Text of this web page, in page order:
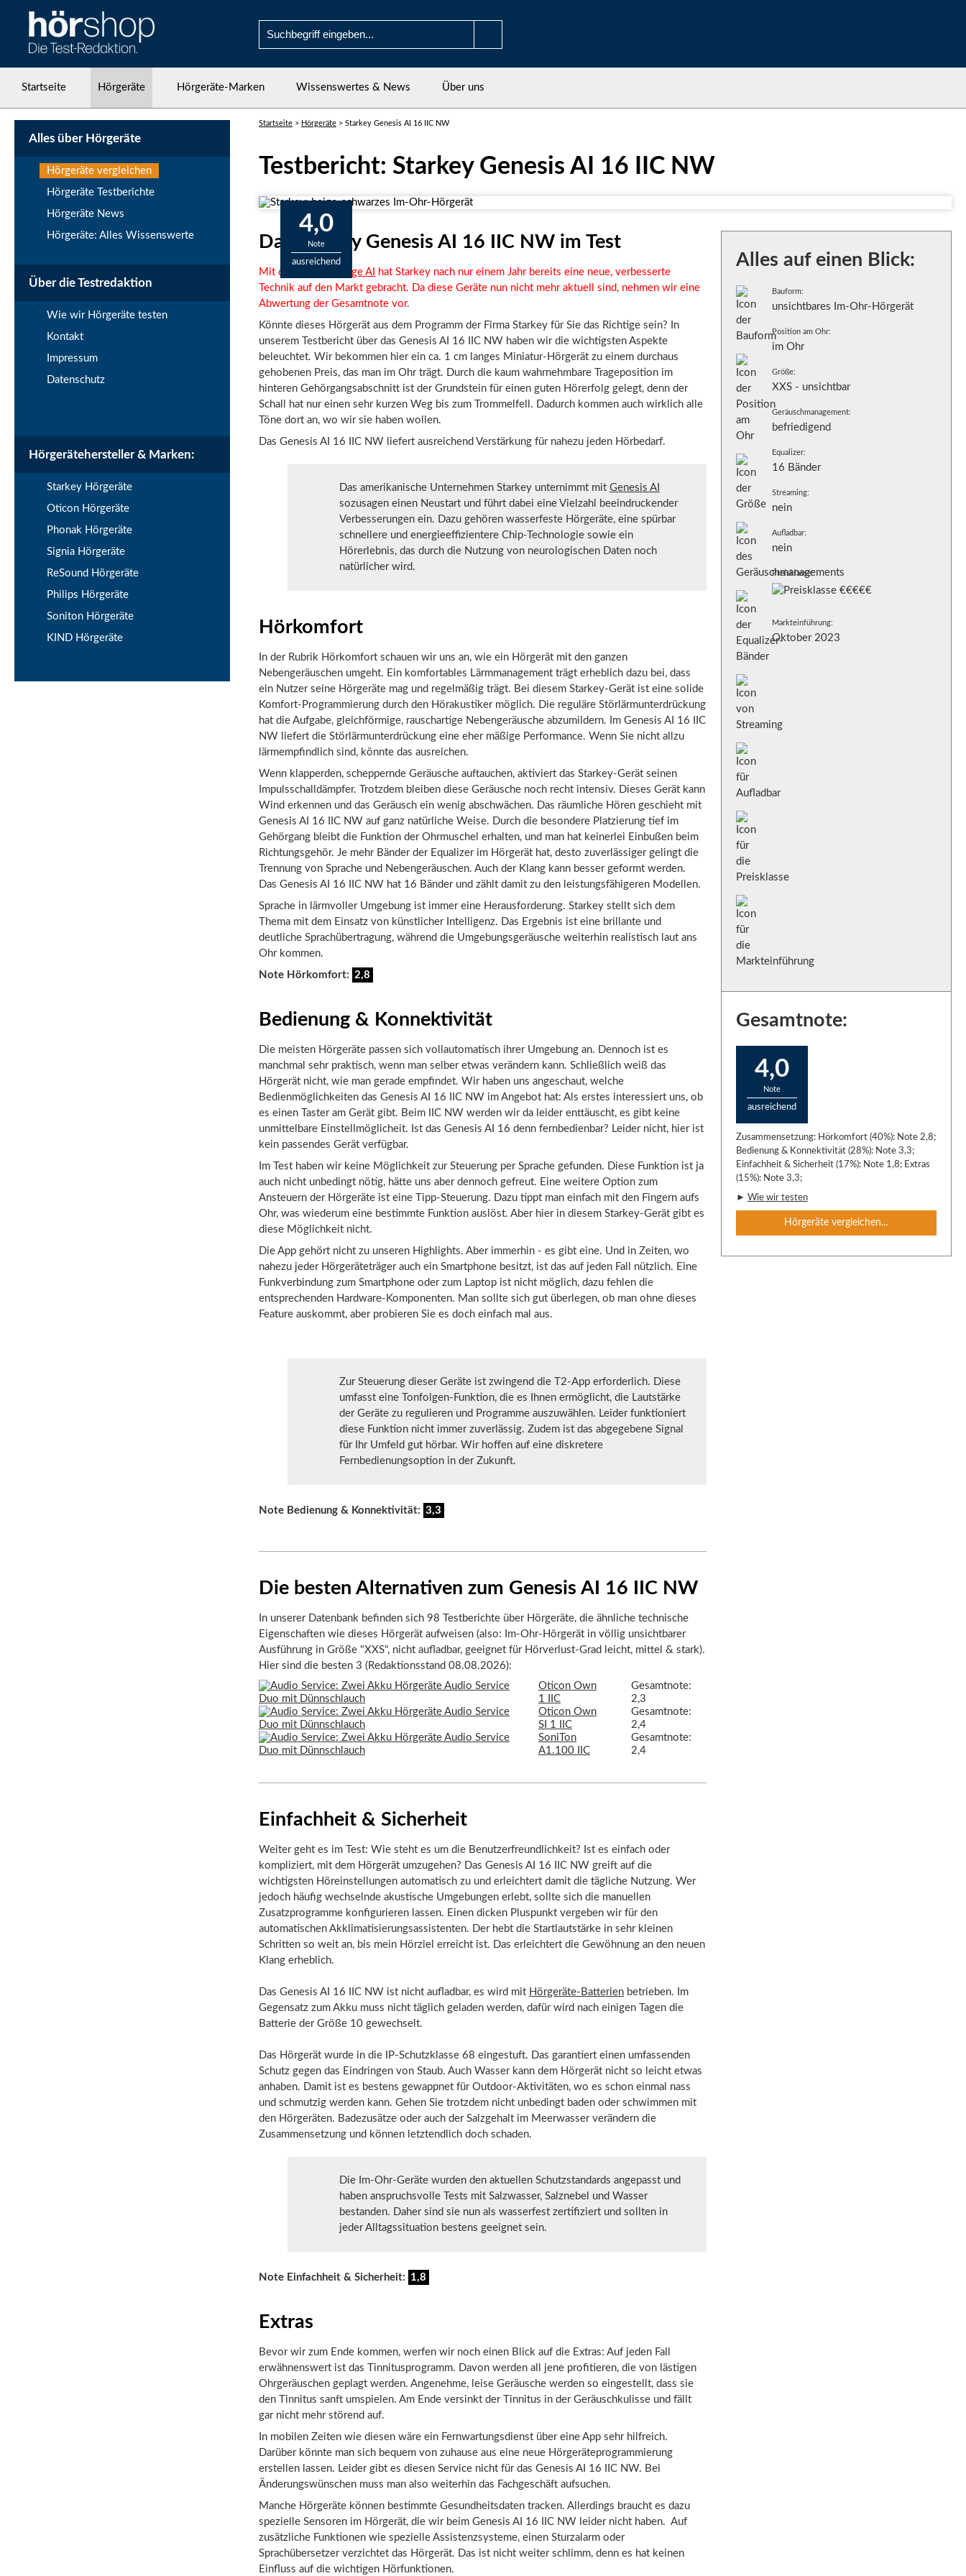
Startseite Hörgeräte Hörgeräte-Marken Wissenswertes & News Über uns
Startseite > Hörgeräte > Starkey Genesis AI 16 IIC NW
Testbericht: Starkey Genesis AI 16 IIC NW
4,0
Note
ausreichend
Das Starkey Genesis AI 16 IIC NW im Test
Mit dem Starkey Edge AI
hat Starkey nach nur einem Jahr bereits eine neue, verbesserte
Technik auf den Markt gebracht. Da diese Geräte nun nicht mehr aktuell sind, nehmen wir eine
Abwertung der Gesamtnote vor.
Könnte dieses Hörgerät aus dem Programm der Firma Starkey für Sie das Richtige sein? In
unserem Testbericht über das Genesis AI 16 IIC NW haben wir die wichtigsten Aspekte
beleuchtet. Wir bekommen hier ein ca. 1 cm langes Miniatur-Hörgerät zu einem durchaus
gehobenen Preis, das man im Ohr trägt. Durch die kaum wahrnehmbare Trageposition im
hinteren Gehörgangsabschnitt ist der Grundstein für einen guten Hörerfolg gelegt, denn der
Schall hat nur einen sehr kurzen Weg bis zum Trommelfell. Dadurch kommen auch wirklich alle
Töne dort an, wo wir sie haben wollen.
Das Genesis AI 16 IIC NW liefert ausreichend Verstärkung für nahezu jeden Hörbedarf.
Das amerikanische Unternehmen Starkey unternimmt mit Genesis AI
sozusagen einen Neustart und führt dabei eine Vielzahl beeindruckender
Verbesserungen ein. Dazu gehören wasserfeste Hörgeräte, eine spürbar
schnellere und energieeffizientere Chip-Technologie sowie ein
Hörerlebnis, das durch die Nutzung von neurologischen Daten noch
natürlicher wird.
Hörkomfort
In der Rubrik Hörkomfort schauen wir uns an, wie ein Hörgerät mit den ganzen
Nebengeräuschen umgeht. Ein komfortables Lärmmanagement trägt erheblich dazu bei, dass
ein Nutzer seine Hörgeräte mag und regelmäßig trägt. Bei diesem Starkey-Gerät ist eine solide
Komfort-Programmierung durch den Hörakustiker möglich. Die reguläre Störlärmunterdrückung
hat die Aufgabe, gleichförmige, rauschartige Nebengeräusche abzumildern. Im Genesis AI 16 IIC
NW liefert die Störlärmunterdrückung eine eher mäßige Performance. Wenn Sie nicht allzu
lärmempfindlich sind, könnte das ausreichen.
Wenn klapperden, scheppernde Geräusche auftauchen, aktiviert das Starkey-Gerät seinen
Impulsschalldämpfer. Trotzdem bleiben diese Geräusche noch recht intensiv. Dieses Gerät kann
Wind erkennen und das Geräusch ein wenig abschwächen. Das räumliche Hören geschieht mit
Genesis AI 16 IIC NW auf ganz natürliche Weise. Durch die besondere Platzierung tief im
Gehörgang bleibt die Funktion der Ohrmuschel erhalten, und man hat keinerlei Einbußen beim
Richtungsgehör. Je mehr Bänder der Equalizer im Hörgerät hat, desto zuverlässiger gelingt die
Trennung von Sprache und Nebengeräuschen. Auch der Klang kann besser geformt werden.
Das Genesis AI 16 IIC NW hat 16 Bänder und zählt damit zu den leistungsfähigeren Modellen.
Sprache in lärmvoller Umgebung ist immer eine Herausforderung. Starkey stellt sich dem
Thema mit dem Einsatz von künstlicher Intelligenz. Das Ergebnis ist eine brillante und
deutliche Sprachübertragung, während die Umgebungsgeräusche weiterhin realistisch laut ans
Ohr kommen.
Note Hörkomfort: 2,8
Bedienung & Konnektivität
Die meisten Hörgeräte passen sich vollautomatisch ihrer Umgebung an. Dennoch ist es
manchmal sehr praktisch, wenn man selber etwas verändern kann. Schließlich weiß das
Hörgerät nicht, wie man gerade empfindet. Wir haben uns angeschaut, welche
Bedienmöglichkeiten das Genesis AI 16 IIC NW im Angebot hat: Als erstes interessiert uns, ob
es einen Taster am Gerät gibt. Beim IIC NW werden wir da leider enttäuscht, es gibt keine
unmittelbare Einstellmöglicheit. Ist das Genesis AI 16 denn fernbedienbar? Leider nicht, hier ist
kein passendes Gerät verfügbar.
Im Test haben wir keine Möglichkeit zur Steuerung per Sprache gefunden. Diese Funktion ist ja
auch nicht unbedingt nötig, hätte uns aber dennoch gefreut. Eine weitere Option zum
Ansteuern der Hörgeräte ist eine Tipp-Steuerung. Dazu tippt man einfach mit den Fingern aufs
Ohr, was wiederum eine bestimmte Funktion auslöst. Aber hier in diesem Starkey-Gerät gibt es
diese Möglichkeit nicht.
Die App gehört nicht zu unseren Highlights. Aber immerhin - es gibt eine. Und in Zeiten, wo
nahezu jeder Hörgeräteträger auch ein Smartphone besitzt, ist das auf jeden Fall nützlich. Eine
Funkverbindung zum Smartphone oder zum Laptop ist nicht möglich, dazu fehlen die
entsprechenden Hardware-Komponenten. Man sollte sich gut überlegen, ob man ohne dieses
Feature auskommt, aber probieren Sie es doch einfach mal aus.
Zur Steuerung dieser Geräte ist zwingend die T2-App erforderlich. Diese
umfasst eine Tonfolgen-Funktion, die es Ihnen ermöglicht, die Lautstärke
der Geräte zu regulieren und Programme auszuwählen. Leider funktioniert
diese Funktion nicht immer zuverlässig. Zudem ist das abgegebene Signal
für Ihr Umfeld gut hörbar. Wir hoffen auf eine diskretere
Fernbedienungsoption in der Zukunft.
Note Bedienung & Konnektivität: 3,3
Die besten Alternativen zum Genesis AI 16 IIC NW
In unserer Datenbank befinden sich 98 Testberichte über Hörgeräte, die ähnliche technische
Eigenschaften wie dieses Hörgerät aufweisen (also: Im-Ohr-Hörgerät in völlig unsichtbarer
Ausführung in Größe "XXS", nicht aufladbar, geeignet für Hörverlust-Grad leicht, mittel & stark).
Hier sind die besten 3 (Redaktionsstand 08.08.2026):
Oticon Own
1 IIC
Gesamtnote:
2,3
Oticon Own
SI 1 IIC
Gesamtnote:
2,4
SoniTon
A1.100 IIC
Gesamtnote:
2,4
Einfachheit & Sicherheit
Weiter geht es im Test: Wie steht es um die Benutzerfreundlichkeit? Ist es einfach oder
kompliziert, mit dem Hörgerät umzugehen? Das Genesis AI 16 IIC NW greift auf die
wichtigsten Höreinstellungen automatisch zu und erleichtert damit die tägliche Nutzung. Wer
jedoch häufig wechselnde akustische Umgebungen erlebt, sollte sich die manuellen
Zusatzprogramme konfigurieren lassen. Einen dicken Pluspunkt vergeben wir für den
automatischen Akklimatisierungsassistenten. Der hebt die Startlautstärke in sehr kleinen
Schritten so weit an, bis mein Hörziel erreicht ist. Das erleichtert die Gewöhnung an den neuen
Klang erheblich.
Das Genesis AI 16 IIC NW ist nicht aufladbar, es wird mit Hörgeräte-Batterien betrieben. Im
Gegensatz zum Akku muss nicht täglich geladen werden, dafür wird nach einigen Tagen die
Batterie der Größe 10 gewechselt.
Das Hörgerät wurde in die IP-Schutzklasse 68 eingestuft. Das garantiert einen umfassenden
Schutz gegen das Eindringen von Staub. Auch Wasser kann dem Hörgerät nicht so leicht etwas
anhaben. Damit ist es bestens gewappnet für Outdoor-Aktivitäten, wo es schon einmal nass
und schmutzig werden kann. Gehen Sie trotzdem nicht unbedingt baden oder schwimmen mit
den Hörgeräten. Badezusätze oder auch der Salzgehalt im Meerwasser verändern die
Zusammensetzung und können letztendlich doch schaden.
Die Im-Ohr-Geräte wurden den aktuellen Schutzstandards angepasst und
haben anspruchsvolle Tests mit Salzwasser, Salznebel und Wasser
bestanden. Daher sind sie nun als wasserfest zertifiziert und sollten in
jeder Alltagssituation bestens geeignet sein.
Note Einfachheit & Sicherheit: 1,8
Extras
Bevor wir zum Ende kommen, werfen wir noch einen Blick auf die Extras: Auf jeden Fall
erwähnenswert ist das Tinnitusprogramm. Davon werden all jene profitieren, die von lästigen
Ohrgeräuschen geplagt werden. Angenehme, leise Geräusche werden so eingestellt, dass sie
den Tinnitus sanft umspielen. Am Ende versinkt der Tinnitus in der Geräuschkulisse und fällt
gar nicht mehr störend auf.
In mobilen Zeiten wie diesen wäre ein Fernwartungsdienst über eine App sehr hilfreich.
Darüber könnte man sich bequem von zuhause aus eine neue Hörgeräteprogrammierung
erstellen lassen. Leider gibt es diesen Service nicht für das Genesis AI 16 IIC NW. Bei
Änderungswünschen muss man also weiterhin das Fachgeschäft aufsuchen.
Manche Hörgeräte können bestimmte Gesundheitsdaten tracken. Allerdings braucht es dazu
spezielle Sensoren im Hörgerät, die wir beim Genesis AI 16 IIC NW leider nicht haben. Auf
zusätzliche Funktionen wie spezielle Assistenzsysteme, einen Sturzalarm oder
Sprachübersetzer verzichtet das Hörgerät. Das ist nicht weiter schlimm, denn es hat keinen
Einfluss auf die wichtigen Hörfunktionen.
Alles auf einen Blick:
Bauform:
unsichtbares Im-Ohr-Hörgerät
Position am Ohr:
im Ohr
Größe:
XXS - unsichtbar
Geräuschmanagement:
befriedigend
Equalizer:
16 Bänder
Streaming:
nein
Aufladbar:
nein
Preisklasse:
Markteinführung:
Oktober 2023
Gesamtnote:
4,0
Note
ausreichend
Zusammensetzung: Hörkomfort (40%): Note 2,8;
Bedienung & Konnektivität (28%): Note 3,3;
Einfachheit & Sicherheit (17%): Note 1,8; Extras
(15%): Note 3,3;
► Wie wir testen
Hörgeräte vergleichen...
Alles über Hörgeräte
Hörgeräte vergleichen
Hörgeräte Testberichte
Hörgeräte News
Hörgeräte: Alles Wissenswerte
Über die Testredaktion
Wie wir Hörgeräte testen
Kontakt
Impressum
Datenschutz
Hörgerätehersteller & Marken:
Starkey Hörgeräte
Oticon Hörgeräte
Phonak Hörgeräte
Signia Hörgeräte
ReSound Hörgeräte
Philips Hörgeräte
Soniton Hörgeräte
KIND Hörgeräte